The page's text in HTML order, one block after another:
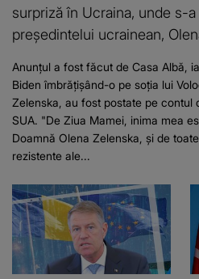
surpriză în Ucraina, unde s-
preşedintelui ucrainean,
Anunțul a fost făcut de Casa Albă,
Biden îmbrățișând-o pe soția lui
Zelenska, au fost postate pe contul
SUA. "De Ziua Mamei, inima mea
Doamnă Olena Zelenska, și de
rezistente ale...